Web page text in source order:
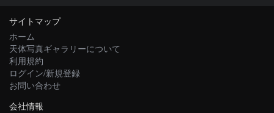
サイトマップ
ホーム
天体写真ギャラリーについて
利用規約
ログイン/新規登録
お問い合わせ
会社情報